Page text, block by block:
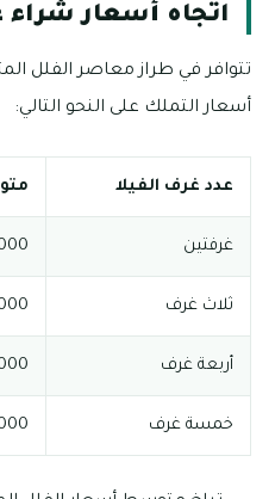
اتجاه أسعار
تتوافر في طراز معاصر الفلل
أسعار التملك على النحو التالي:
عدد غرف الفيلا
غرفتين
ثلاث غرف 1,477,000
أربعة غرف
خمسة غرف